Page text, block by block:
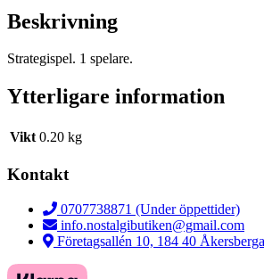
Beskrivning
Strategispel. 1 spelare.
Ytterligare information
Vikt 0.20 kg
Kontakt
0707738871 (Under öppettider)
info.nostalgibutiken@gmail.com
Företagsallén 10, 184 40 Åkersberga